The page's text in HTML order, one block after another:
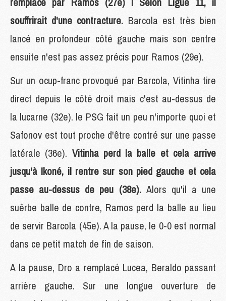
souffrirait d'une contracture. Barcola est très bien
lancé en profondeur côté gauche mais son centre
ensuite n'est pas assez précis pour Ramos (29e).
Sur un ocup-franc provoqué par Barcola, Vitinha tire
direct depuis le côté droit mais c'est au-dessus de
la lucarne (32e). le PSG fait un peu n'importe quoi et
Safonov est tout proche d'être contré sur une passe
latérale (36e). Vitinha perd la balle et cela arrive
jusqu'à Ikoné, il rentre sur son pied gauche et cela
passe au-dessus de peu (38e). Alors qu'il a une
suêrbe balle de contre, Ramos perd la balle au lieu
de servir Barcola (45e). A la pause, le 0-0 est normal
dans ce petit match de fin de saison.
A la pause, Dro a remplacé Lucea, Beraldo passant
arrière gauche. Sur une longue ouverture de